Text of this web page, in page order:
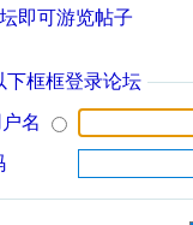
即可游览帖子
下框框登录论坛
名